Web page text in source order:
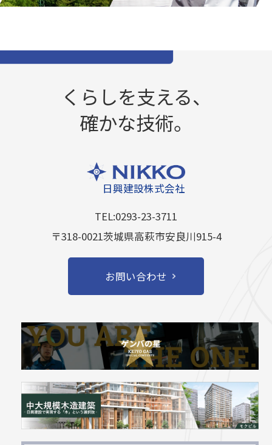
くらしを支える、
確かな技術。
日興建設株式会社
TEL:0293-23-3711
〒318-0021茨城県高萩市安良川915-4
お問い合わせ